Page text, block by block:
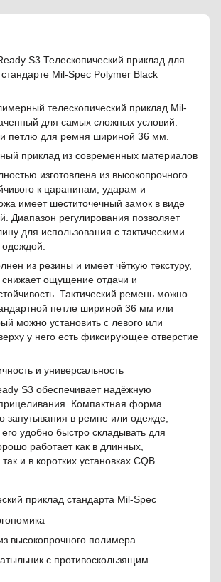
S3 Телескопический приклад для
Mil-Spec Polymer Black
телескопический приклад Mil-
для самых сложных условий.
петлю для ремня шириной 36 мм.
приклад из современных материалов
изготовлена из высокопрочного
к царапинам, ударам и
имеет шеститочечный замок в виде
Диапазон регулирования позволяет
для использования с тактическими
из резины и имеет чёткую текстуру,
снижает ощущение отдачи и
Тактический ремень можно
петле шириной 36 мм или
можно установить с левого или
у него есть фиксирующее отверстие
и универсальность
S3 обеспечивает надёжную
Компактная форма
запутывания в ремне или одежде,
удобно быстро складывать для
работает как в длинных,
и в коротких установках CQB.
приклад стандарта Mil-Spec
высокопрочного полимера
с противоскользящим